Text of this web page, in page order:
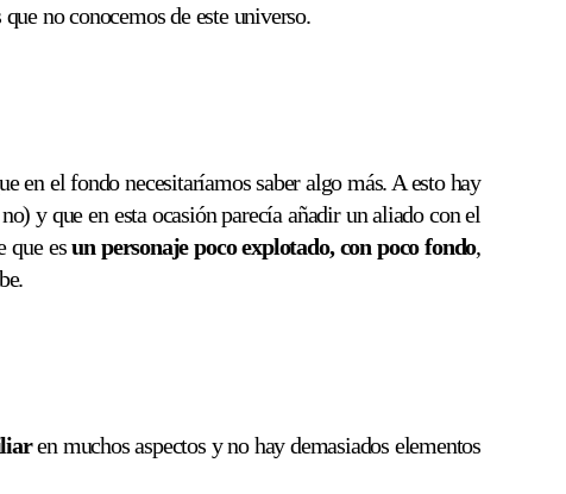
no conocemos de este universo.
en el fondo necesitaríamos saber algo más. A esto hay
y que en esta ocasión parecía añadir un aliado con el
que esun personaje poco explotado, con poco fondo,
en muchos aspectos y no hay demasiados elementos